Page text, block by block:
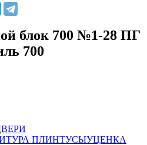
блок 700 №1-28 ПГ
700
ПЛИНТУСЫУЦЕНКА